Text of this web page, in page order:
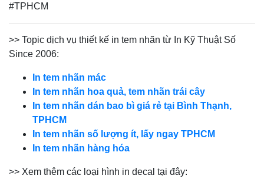
#TPHCM
>> Topic dịch vụ thiết kế in tem nhãn từ In Kỹ Thuật Số
Since 2006:
In tem nhãn mác
In tem nhãn hoa quả, tem nhãn trái cây
In tem nhãn dán bao bì giá rẻ tại Bình Thạnh,
TPHCM
In tem nhãn số lượng ít, lấy ngay TPHCM
In tem nhãn hàng hóa
>> Xem thêm các loại hình in decal tại đây: